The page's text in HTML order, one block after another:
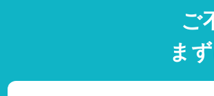
ご
ま